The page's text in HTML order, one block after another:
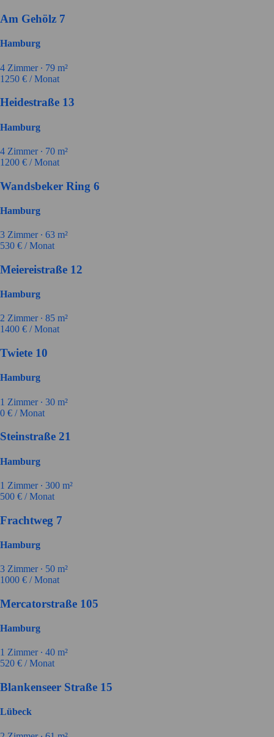
Am Gehölz 7
Hamburg
4 Zimmer ∙ 79 m²
1250 € / Monat
Heidestraße 13
Hamburg
4 Zimmer ∙ 70 m²
1200 € / Monat
Wandsbeker Ring 6
Hamburg
3 Zimmer ∙ 63 m²
530 € / Monat
Meiereistraße 12
Hamburg
2 Zimmer ∙ 85 m²
1400 € / Monat
Twiete 10
Hamburg
1 Zimmer ∙ 30 m²
0 € / Monat
Steinstraße 21
Hamburg
1 Zimmer ∙ 300 m²
500 € / Monat
Frachtweg 7
Hamburg
3 Zimmer ∙ 50 m²
1000 € / Monat
Mercatorstraße 105
Hamburg
1 Zimmer ∙ 40 m²
520 € / Monat
Blankenseer Straße 15
Lübeck